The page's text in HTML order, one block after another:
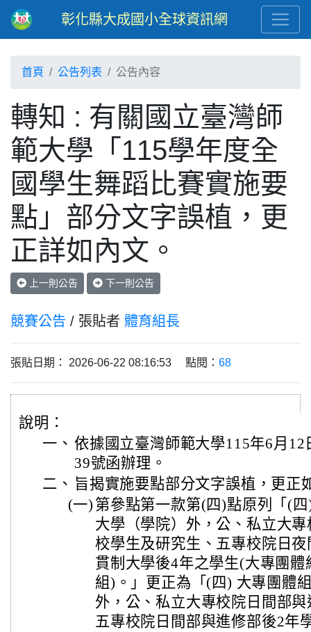
彰化縣大成國小全球資訊網
首頁 公告列表 公告內容
轉知 : 有關國立臺灣師
範大學「115學年度全
國學生舞蹈比賽實施要
點」部分文字誤植，更
正詳如內文。
上一則公告 下一則公告
競賽公告 / 張貼者 體育組長
張貼日期： 2026-06-22 08:16:53 點閱： 68
說明：
一、 依據國立臺灣師範大學115年6月
39號函辦理。
二、 旨揭實施要點部分文字誤植，更正
(一) 第參點第一款第(四)點原列「(
大學（學院）外，公、私立大
校學生及研究生、五專校院日
貫制大學後4年之學生(大專團
組)。」更正為「(四) 大專團體
外，公、私立大專校院日間部
五專校院日間部與進修部後2年